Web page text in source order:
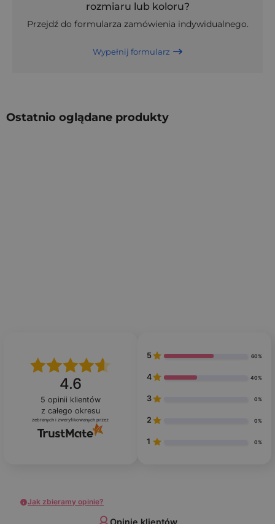
rozmiaru lub koloru?
Przejdź do formularza zamówienia indywidualnego.
Wypełnij formularz
Ostatnio oglądane produkty
4.6
5 opinii klientów
z całego okresu
zebranych i zweryfikowanych przez
5 60%
4 40%
3 0%
2 0%
1 0%
Jak zbieramy opinie?
Opinie klientów